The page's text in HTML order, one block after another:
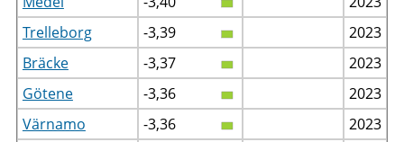
Trelleborg
-3,39
2023
Bräcke
-3,37
2023
Götene
-3,36
2023
Värnamo
-3,36
2023